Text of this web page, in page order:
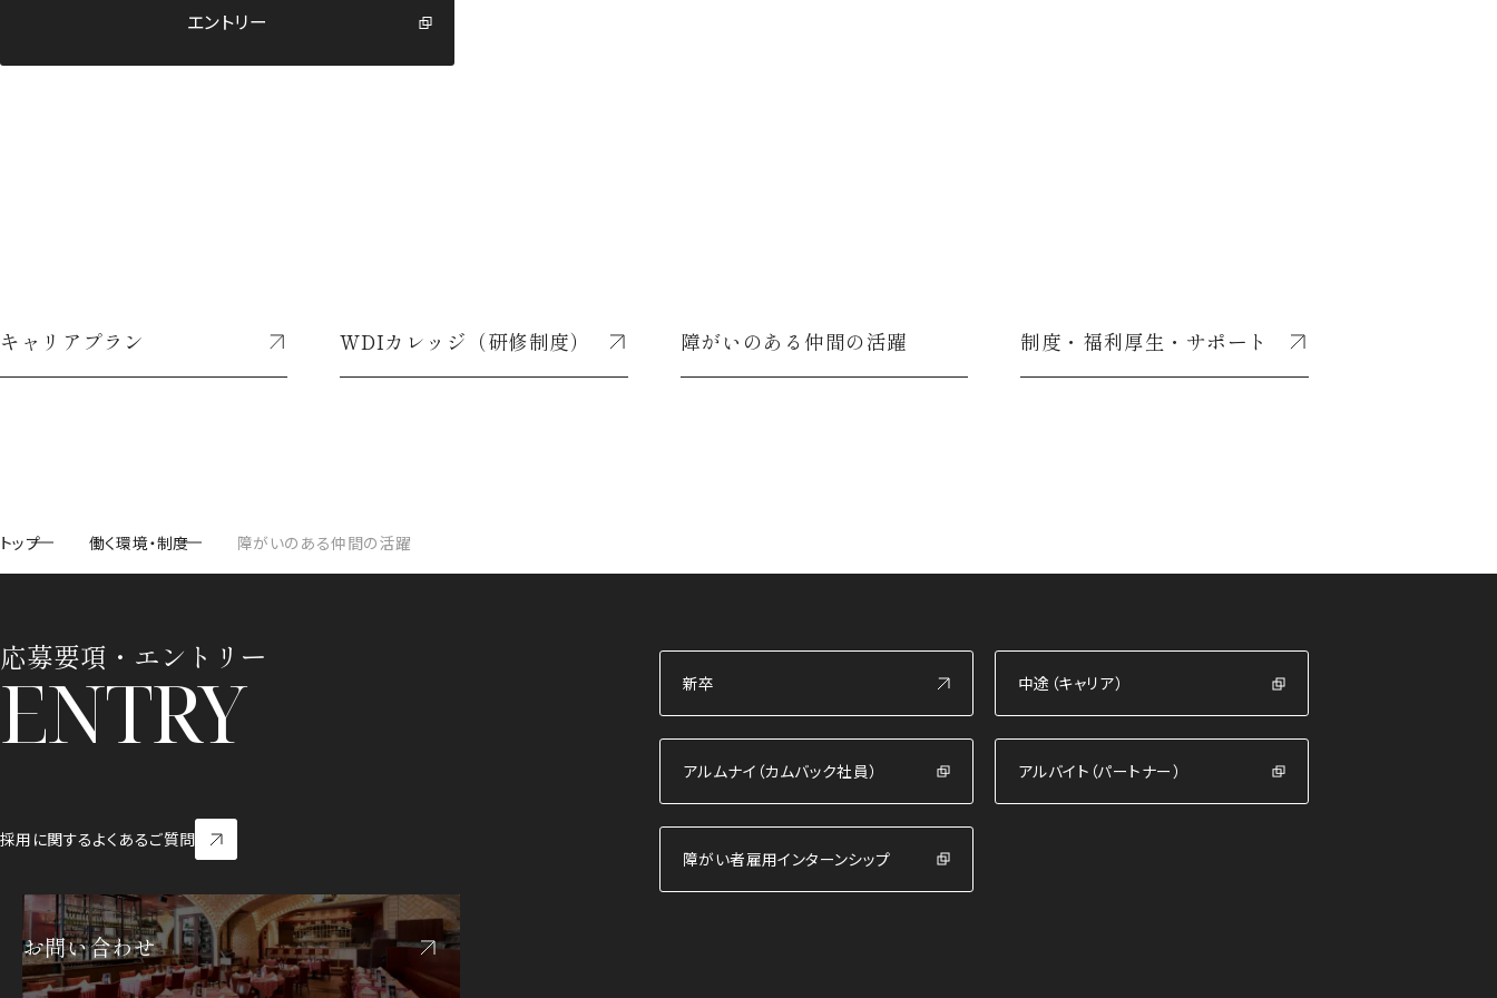
エントリー
キャリアプラン
WDIカレッジ（研修制度）
障がいのある仲間の活躍
制度・福利厚生・サポート
トップ
働く環境・制度
障がいのある仲間の活躍
応募要項・エントリー
ENTRY
採用に関するよくあるご質問
採用に関するよくあるご質問
お問い合わせ
お問い合わせ
新卒
中途（キャリア）
アルムナイ（カムバック社員）
アルバイト（パートナー）
障がい者雇用インターンシップ